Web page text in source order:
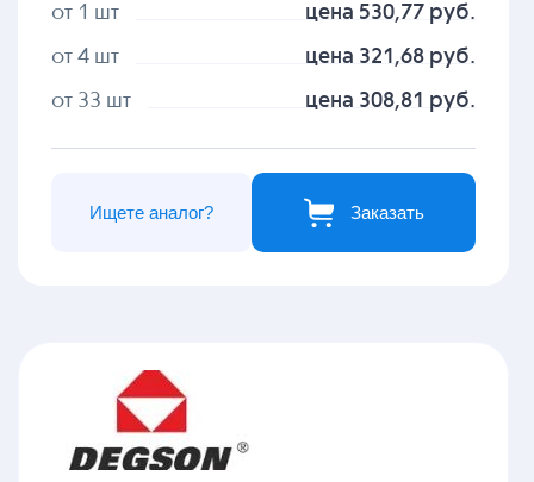
от 1 шт цена 530,77 руб.
от 4 шт цена 321,68 руб.
от 33 шт цена 308,81 руб.
Заказать
Ищете аналог?